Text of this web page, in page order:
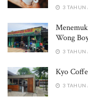
3 TAHUN
Wong
3 TAHUN
Kyo
3 TAHUN